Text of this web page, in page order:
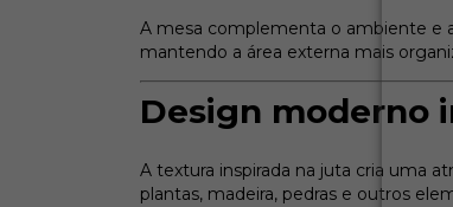
A mesa complementa o ambiente e
mantendo a área externa mais
Design moderno
A textura inspirada na juta cria uma
plantas, madeira, pedras e outros